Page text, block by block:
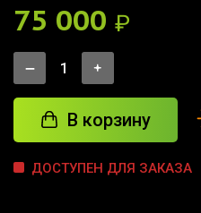
75 000 ₽
В корзину
ДОСТУПЕН ДЛЯ ЗАКАЗА